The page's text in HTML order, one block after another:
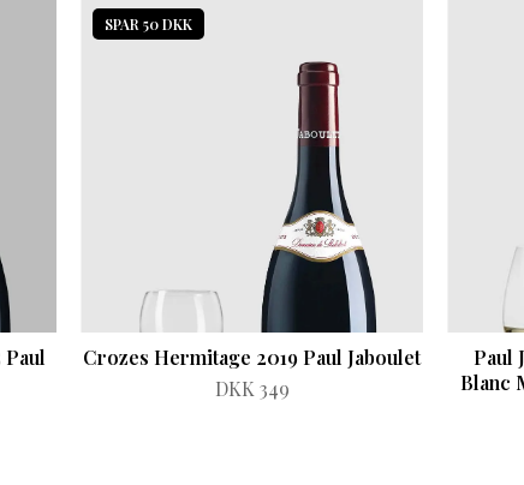
SPAR 50 DKK
Crozes Hermitage 2019 Paul Jaboulet
DKK 349
Paul
Blanc